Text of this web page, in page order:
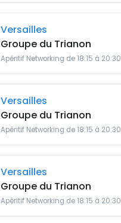
Versailles
Groupe du Trianon
Apéritif Networking de 18:15 à 20:30
Versailles
Groupe du Trianon
Apéritif Networking de 18:15 à 20:30
Versailles
Groupe du Trianon
Apéritif Networking de 18:15 à 20:30